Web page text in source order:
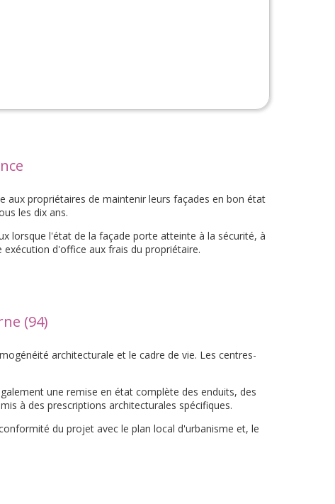
aux propriétaires de maintenir leurs façades en bon état
les dix ans.
lorsque l'état de la façade porte atteinte à la sécurité, à
d'office aux frais du propriétaire.
(94)
architecturale et le cadre de vie. Les centres-
une remise en état complète des enduits, des
à des prescriptions architecturales spécifiques.
du projet avec le plan local d'urbanisme et, le